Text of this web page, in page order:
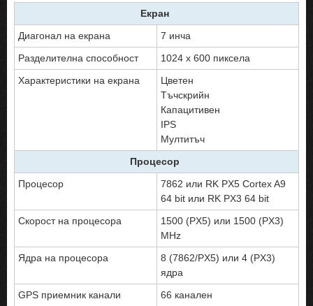
Екран
Диагонал на екрана
7 инча
Разделителна способност
1024 x 600 пиксела
Характеристики на екрана
Цветен
Тъчскрийн
Капацитивен
IPS
Мултитъч
Процесор
Процесор
7862 или RK PX5 Cortex A9
64 bit или RK PX3 64 bit
Скорост на процесора
1500 (PX5) или 1500 (PX3)
MHz
Ядра на процесора
8 (7862/PX5) или 4 (PX3)
ядра
GPS приемник канали
66 канален